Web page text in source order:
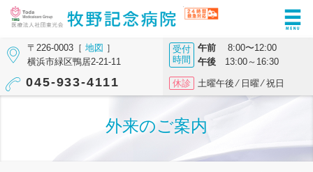
〒226-0003［地図 ］
横浜市緑区鴨居2-21-11
045-933-4111
受付
時間
午前8:00〜12:00
午後13:00～16:30
休診 土曜午後 ⁄ 日曜 ⁄ 祝日
外来のご案内